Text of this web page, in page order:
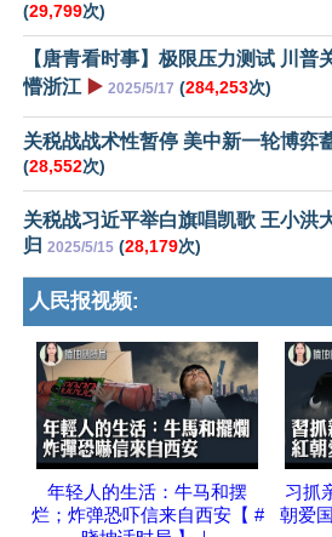
(29,799次)
【唐青看时事】极限压力测试 川普
懵浙江 ▶️ 2025/5/17 (284,253次)
关税战战术性暂停 美中新一轮博弈
(28,552次)
关税战习近平举白旗唱凯歌 王小洪
归 2025/5/15 (28,179次)
人民报视频:
年轻人的生活：牛马和摆
烂；炸弹恐吓信来自西安【 #
习抓
朝爱